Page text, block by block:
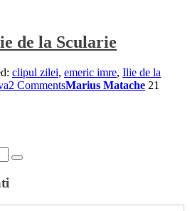
de la Scularie
clipul zilei, emeric imre, Ilie de la
2 CommentsMarius Matache 21